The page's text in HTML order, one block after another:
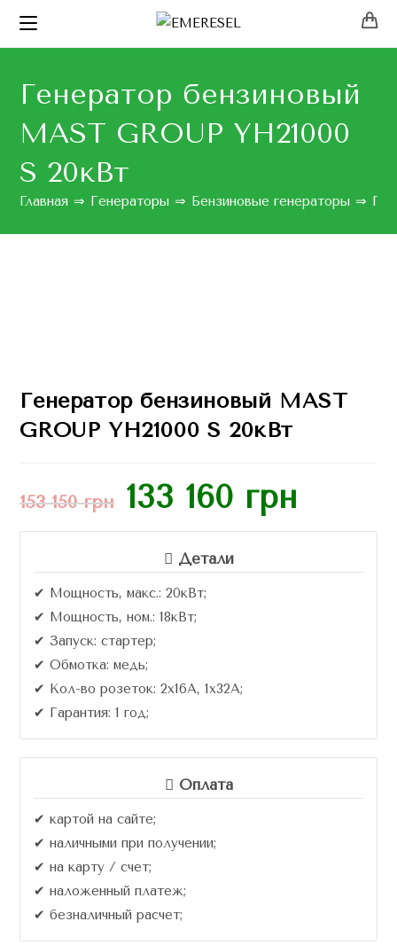
Генератор бензиновый
MAST GROUP YH21000
S 20кВт
Главная ⇒ Генераторы ⇒ Бензиновые генераторы ⇒
Генератор бензиновый MAST
GROUP YH21000 S 20кВт
153 150грн 133 160 грн
Детали
✔ Мощность, макс.: 20кВт;
✔ Мощность, ном.: 18кВт;
✔ Запуск: стартер;
✔ Обмотка: медь;
✔ Кол-во розеток: 2х16A, 1х32А;
✔ Гарантия: 1 год;
Оплата
✔ картой на сайте;
✔ наличными при получении;
✔ на карту / счет;
✔ наложенный платеж;
✔ безналичный расчет;